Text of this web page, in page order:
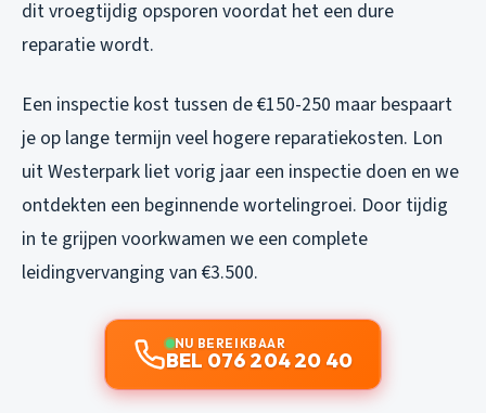
dit vroegtijdig opsporen voordat het een dure
reparatie wordt.
Een inspectie kost tussen de €150-250 maar bespaart
je op lange termijn veel hogere reparatiekosten. Lon
uit Westerpark liet vorig jaar een inspectie doen en we
ontdekten een beginnende wortelingroei. Door tijdig
in te grijpen voorkwamen we een complete
leidingvervanging van €3.500.
NU BEREIKBAAR
BEL 076 204 20 40